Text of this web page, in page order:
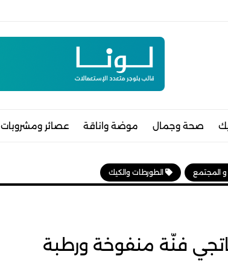
صحة وجمال موضة واناقة عصائر ومشروبات
و المجتمع الطورطات والكيك
فنّة منفوخة ورطبة